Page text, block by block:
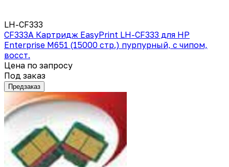
LH-CF333
CF333A Картридж EasyPrint LH-CF333 для HP
Enterprise M651 (15000 стр.) пурпурный, с чипом,
восст.
Цена по запросу
Под заказ
Предзаказ